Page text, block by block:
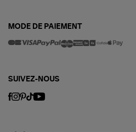
MODE DE PAIEMENT
SUIVEZ-NOUS